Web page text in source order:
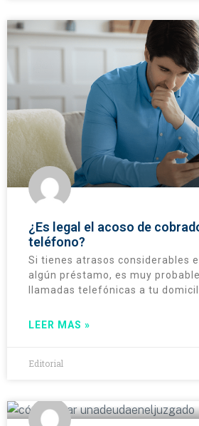
¿Es legal el acoso de
teléfono?
Si tienes atrasos considerables
algún préstamo, es muy
llamadas telefónicas a tu
LEER MAS »
Editorial